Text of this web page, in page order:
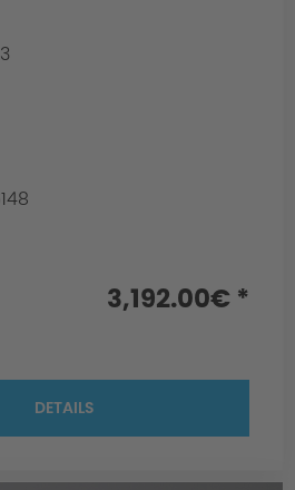
3,192.00€ *
DETAILS